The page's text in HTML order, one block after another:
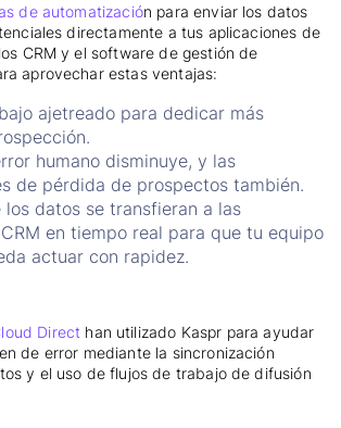
de automatización para enviar los datos
directamente a tus aplicaciones de
CRM y el software de gestión de
aprovechar estas ventajas:
ajetreado para dedicar más
humano disminuye, y las
de pérdida de prospectos también.
los datos se transfieran a las
en tiempo real para que tu equipo
actuar con rapidez.
Direct han utilizado Kaspr para ayudar
de error mediante la sincronización
y el uso de flujos de trabajo de difusión